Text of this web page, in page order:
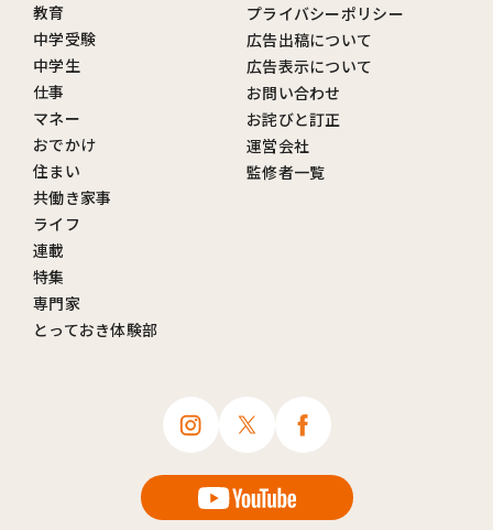
教育
中学受験
中学生
仕事
マネー
おでかけ
住まい
共働き家事
ライフ
連載
特集
専門家
とっておき体験部
プライバシーポリシー
広告出稿について
広告表示について
お問い合わせ
お詫びと訂正
運営会社
監修者一覧